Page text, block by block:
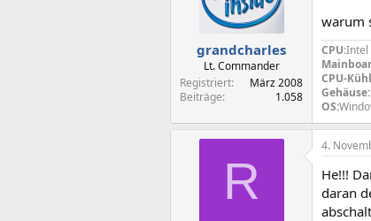
grandcharles
Lt. Commander
Registriert
März 2008
Beiträge
1.058
warum
CPU:Intel
CPU-
Gehäuse:
OS:
R
4.
He!!!
daran